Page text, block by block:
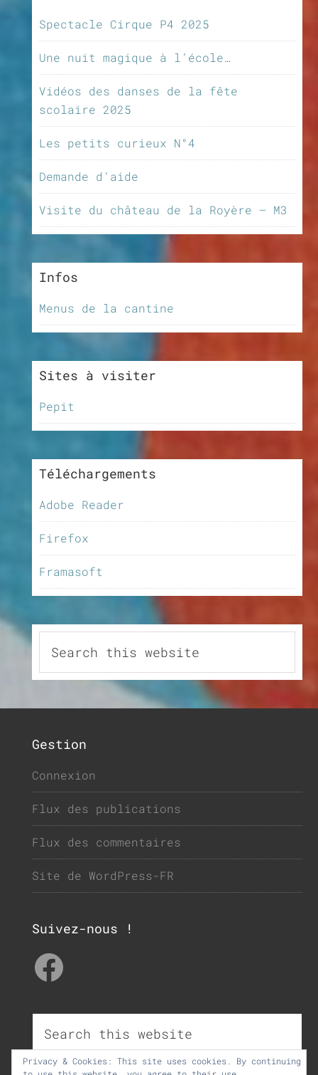
Spectacle Cirque P4 2025
Une nuit magique à l’école…
Vidéos des danses de la fête
scolaire 2025
Les petits curieux N°4
Demande d’aide
Visite du château de la Royère – M3
Infos
Menus de la cantine
Sites à visiter
Pepit
Téléchargements
Adobe Reader
Firefox
Framasoft
Gestion
Connexion
Flux des publications
Flux des commentaires
Site de WordPress-FR
Suivez-nous !
Facebook
Privacy & Cookies: This site uses cookies. By continuing